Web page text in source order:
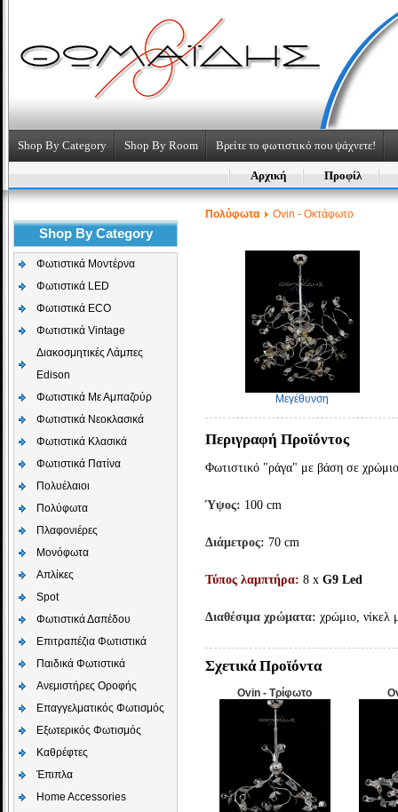
Shop By Category Shop By Room Βρείτε το φωτιστικό που ψάχνετε!
Αρχική Προφίλ
Shop By Category
Φωτιστικά Μοντέρνα
Φωτιστικά LED
Φωτιστικά ECO
Φωτιστικά Vintage
Διακοσμητικές Λάμπες
Edison
Φωτιστικά Με Αμπαζούρ
Φωτιστικά Νεοκλασικά
Φωτιστικά Κλασικά
Φωτιστικά Πατίνα
Πολυέλαιοι
Πολύφωτα
Πλαφονιέρες
Μονόφωτα
Απλίκες
Spot
Φωτιστικά Δαπέδου
Επιτραπέζια Φωτιστικά
Παιδικά Φωτιστικά
Aνεμιστήρες Οροφής
Επαγγελματικός Φωτισμός
Εξωτερικός Φωτισμός
Καθρέφτες
Έπιπλα
Home Accessories
Πολύφωτα Ovin - Οκτάφωτο
Μεγέθυνση
Περιγραφή Προϊόντος
Φωτιστικό "ράγα" με βάση σε
Ύψος: 100 cm
Διάμετρος: 70 cm
Τύπος λαμπτήρα: 8 xG9 Led
Διαθέσιμα χρώματα: χρώμιο, νίκελ
Σχετικά Προϊόντα
Ovin - Τρίφωτο